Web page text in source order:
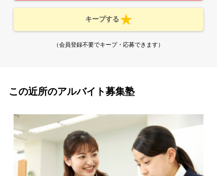
キープする
（会員登録不要でキープ・応募できます）
この近所のアルバイト募集塾